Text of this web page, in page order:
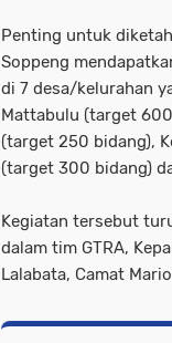
Penting untuk
Soppeng
di 7 desa/kelurahan
Mattabulu (target
(target 250 bidang),
(target 300 bidang)
Kegiatan tersebut
dalam tim GTRA,
Lalabata, Camat